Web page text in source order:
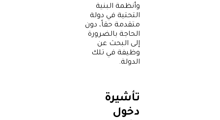
وأنظمة البنية
التحتية في دولة
متقدمة حقاً، دون
الحاجة بالضرورة
إلى البحث عن
وظيفة في تلك
الدولة.
تأشيرة
دخول